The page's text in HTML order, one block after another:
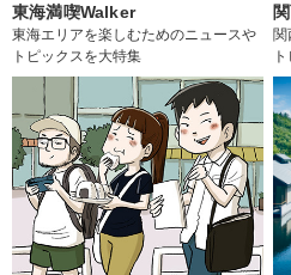
東海満喫Walker
東海エリアを楽しむためのニュースや
トピックスを大特集
関